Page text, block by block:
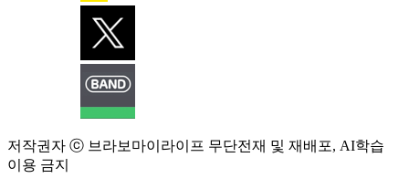
저작권자 ⓒ 브라보마이라이프 무단전재 및 재배포, AI학습
이용 금지